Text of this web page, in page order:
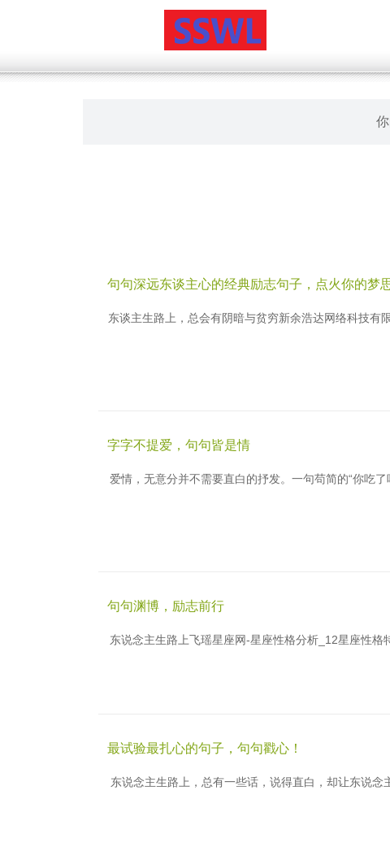
句句深远东谈主心的经典励志句子，点火你的梦
东谈主生路上，总会有阴暗与贫穷新余浩达网络科技
字字不提爱，句句皆是情
爱情，无意分并不需要直白的抒发。一句苟简的“你吃
句句渊博，励志前行
东说念主生路上飞瑶星座网-星座性格分析_12星座性
最试验最扎心的句子，句句戳心！
东说念主生路上，总有一些话，说得直白，却让东说